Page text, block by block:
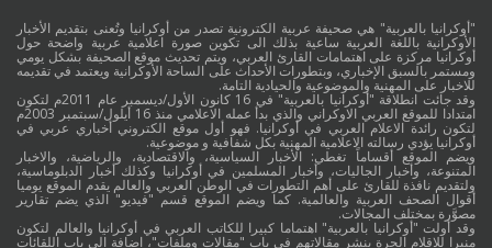
"أوكرانيا بالعربية" هي صحيفة عربية الكترونية تصدر من أوكرانيا وتُعنى بتقديم الأخبار
الأوكرانية باللغة العربية ساعية بذلك الى تكوين صورة اعلامية عربية واضحة حول
أوكرانيا مركزة على اهتمامات القارئ العربي، ويتم تحديث موقع الصحيفة بشكل يومي
ومستمر بالسبق الإخباري، وبتطورات الأحداث على الساحة الأوكرانية ويعتمد في تقديمه
للاخبار على المهنية والموضوعية والحيادية التامة.
وقد جائت انطلاقة "أوكرانيا بالعربية" في 16 كانون الأول/ديسمبر عام 2011م لتكون
امتدادا للموقع العربي الاوكراني والذي بدأ عمله الاعلامي منذ 16 أيلول/سبتمبر 2003م
لتكون رائدة الاعلام العربي في أوكرانيا. فهو أول موقع الكتروني أخباري عربي في
أوكرانيا يؤدي رسالته الاعلامية المهنية بكل شفافية و موضوعية.
ويضم الموقع أقساماً تغطي: الأخبار السياسية، والاقتصادية، والرياضية، والاخبار
المتنوعة، وأخبار الجاليات، وأخبار المسلمين في أوكرانيا وكذلك أخبار الدبلوماسية،
ولتقديم نافذة للقارئ على أهم التطورات في الوطن العربي والعالم يقدم الموقع يوميا
أقوال الصحف العربية والعالمية. كما ويضم الموقع قسم "فيديو" الذي يضم تقارير
مصوَّرة بمختلف المجالات.
وقد أولت "أوكرانيا بالعربية" اهتماما كبيرا للكاتب العربي في أوكرانيا والعالم لتكون
منبرا للاقلام الحرة بنشر مقالاتهم في باب "مقالات وملفات"، اضافة الى باب اللقائات